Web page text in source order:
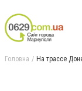
Головна На трассе